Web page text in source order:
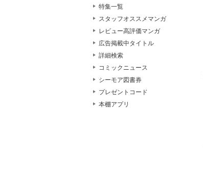
特集一覧
スタッフオススメマンガ
レビュー高評価マンガ
広告掲載中タイトル
詳細検索
コミックニュース
シーモア図書券
プレゼントコード
本棚アプリ